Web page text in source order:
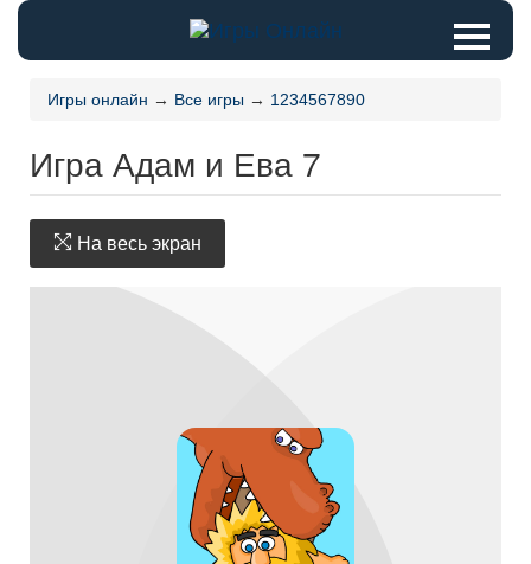
Игры онлайн → Все игры → 1234567890
Игра Адам и Ева 7
На весь экран